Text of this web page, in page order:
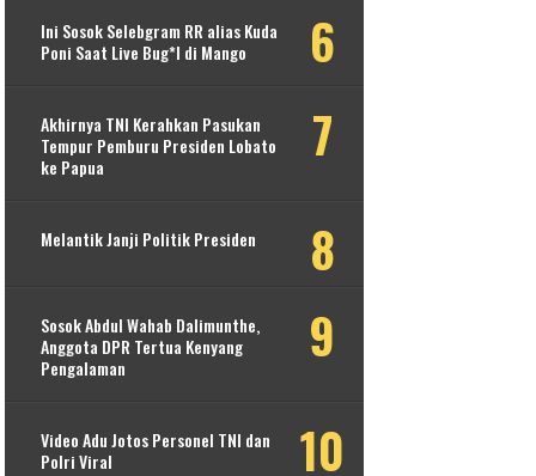
Ini Sosok Selebgram RR alias Kuda
Poni Saat Live Bug*l di Mango
Akhirnya TNI Kerahkan Pasukan
Tempur Pemburu Presiden Lobato
ke Papua
Melantik Janji Politik Presiden
Sosok Abdul Wahab Dalimunthe,
Anggota DPR Tertua Kenyang
Pengalaman
Video Adu Jotos Personel TNI dan
Polri Viral